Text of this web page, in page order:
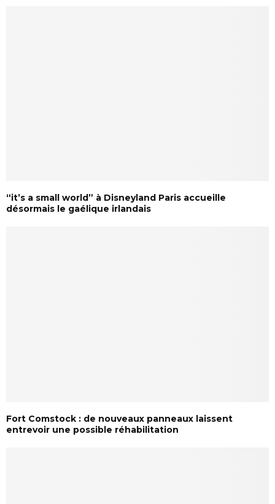
“it’s a small world” à Disneyland Paris accueille
désormais le gaélique irlandais
Fort Comstock : de nouveaux panneaux laissent
entrevoir une possible réhabilitation